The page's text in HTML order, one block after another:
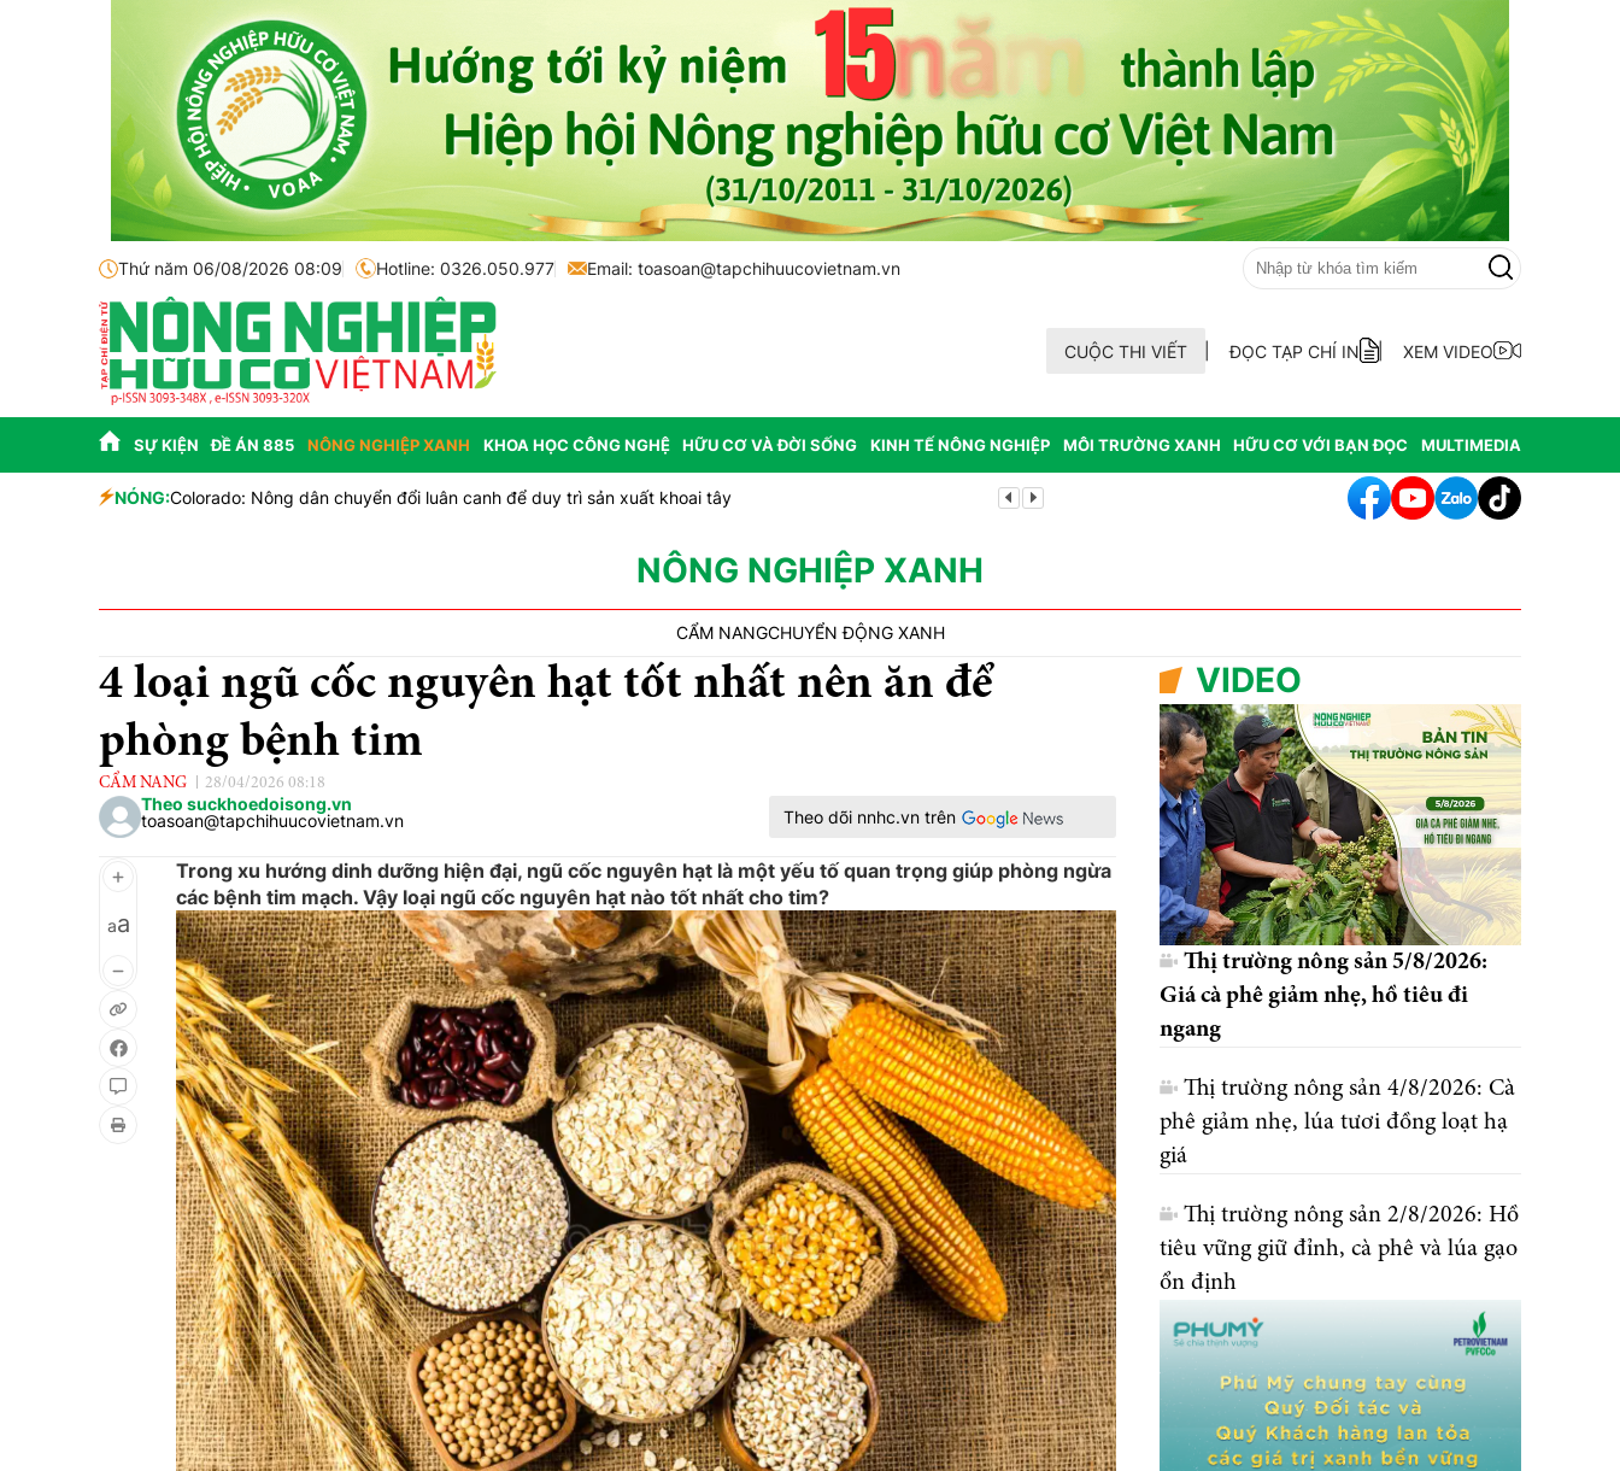
Thứ năm 06/08/2026 08:09 Hotline: 0326.050.977 Email: toasoan@tapchihuucovietnam.vn
CUỘC THI VIẾT ĐỌC TẠP CHÍ IN XEM VIDEO
SỰ KIỆN ĐỀ ÁN 885 NÔNG NGHIỆP XANH KHOA HỌC CÔNG NGHỆ HỮU CƠ VÀ ĐỜI SỐNG KINH TẾ NÔNG NGHIỆP MÔI TRƯỜNG XANH HỮU CƠ VỚI BẠN ĐỌC MULTIMEDIA
NÓNG:Colorado: Nông dân chuyển đổi luân canh để duy trì sản xuất khoai tây Tp. Huế: Xã Quảng Điền ra mắt Tổ hợp tác nuôi trồng thủy sản thôn An Xuân
NÔNG NGHIỆP XANH
CẨM NANGCHUYỂN ĐỘNG XANH
4 loại ngũ cốc nguyên hạt tốt nhất nên ăn để
phòng bệnh tim
CẨM NANG 28/04/2026 08:18
Theo suckhoedoisong.vn
toasoan@tapchihuucovietnam.vn
Theo dõi nnhc.vn trên
aa
Trong xu hướng dinh dưỡng hiện đại, ngũ cốc nguyên hạt là một yếu tố quan trọng giúp phòng ngừa
các bệnh tim mạch. Vậy loại ngũ cốc nguyên hạt nào tốt nhất cho tim?
VIDEO
Thị trường nông sản 5/8/2026:
Giá cà phê giảm nhẹ, hồ tiêu đi
ngang
Thị trường nông sản 4/8/2026: Cà
phê giảm nhẹ, lúa tươi đồng loạt hạ
giá
Thị trường nông sản 2/8/2026: Hồ
tiêu vững giữ đỉnh, cà phê và lúa gạo
ổn định